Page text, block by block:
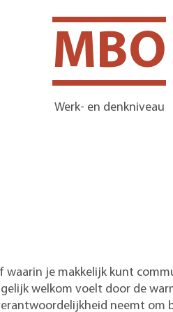
MBO
Werk- en denkniveau
je makkelijk kunt
welkom voelt door de
neemt om